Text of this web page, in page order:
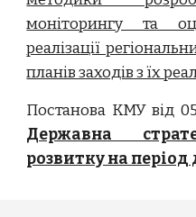
моніторингу та
реалізації
планів заходів з їх
Постанова КМУ від
Державна
розвитку на період